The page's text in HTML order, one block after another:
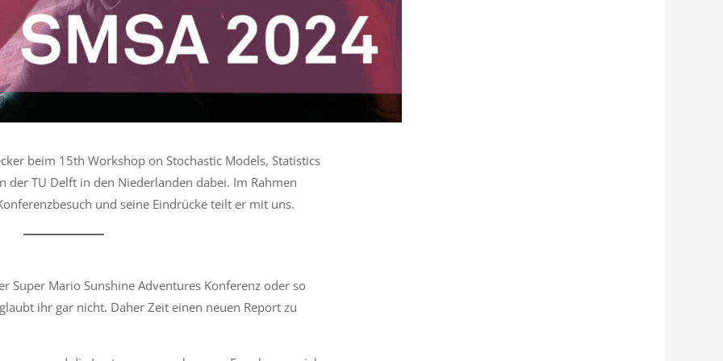
beim 15th Workshop on Stochastic Models, Statistics
der TU Delft in den Niederlanden dabei. Im Rahmen
und seine Eindrücke teilt er mit uns.
Super Mario Sunshine Adventures Konferenz oder so
ihr gar nicht. Daher Zeit einen neuen Report zu